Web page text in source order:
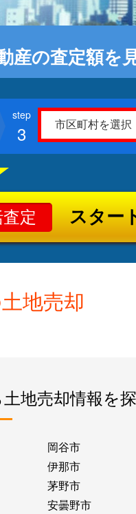
産の査定額を
3
定 スター
地売却
地売却情報を
岡谷市
伊那市
茅野市
安曇野市